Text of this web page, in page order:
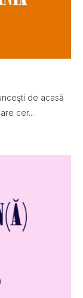
de acasă
cer...